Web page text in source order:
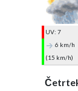
UV: 7
6 km/h
(15 km/h)